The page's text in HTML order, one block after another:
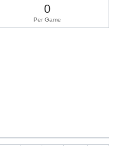
0
Per Game